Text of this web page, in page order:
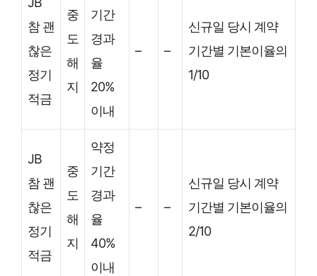
참 괜
찮은
정기
적금
중
도
해
지
기간
경과
율
20%
이내
– –
신규일 당시 계약
기간별 기본이율의
1/10
JB
참 괜
찮은
정기
적금
중
도
해
지
약정
기간
경과
율
40%
이내
– –
신규일 당시 계약
기간별 기본이율의
2/10